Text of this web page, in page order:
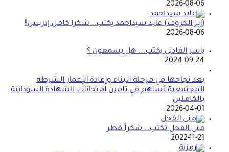
2026-08-06
(إبر الحروف) عابد سيداحمد يكتب… شكرا كامل إدريس!!
2026-08-06
ياسر الفادني يكتب…. هل يسمعون ؟
2024-09-24
بعد نجاحها في مرحلة البناء وإعادة الإعمار الشرطة
المجتمعية تساهم في تامين امتحانات الشهادة السودانية
بالكاملين
2026-04-01
منى الفحل تكتب… شكراً قطر
2022-11-21